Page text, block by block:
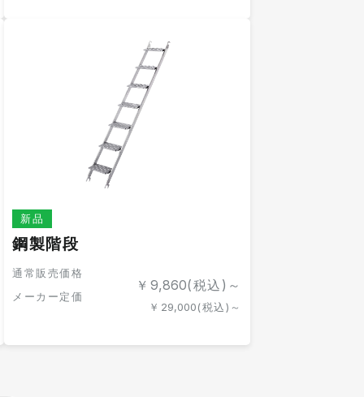
新品
鋼製階段
通常販売価格
￥ 9,860(税込)～
メーカー定価
￥ 29,000(税込)～